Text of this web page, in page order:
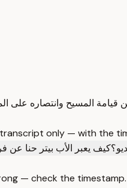
only — with the
كيف يعبر الأب بيتر حنا عن
— check the timestamp.